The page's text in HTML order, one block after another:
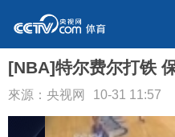
[NBA]特尔费尔打铁
來源：央视网 10-31 11:57